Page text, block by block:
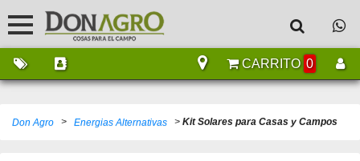
CARRITO 0
Don Agro > Energias Alternativas > Kit Solares para Casas y Campos